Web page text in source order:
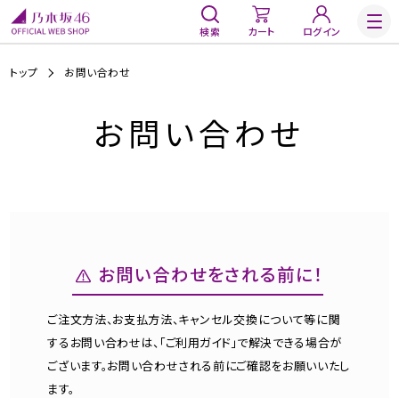
検索 カート ログイン
トップ お問い合わせ
お問い合わせ
お問い合わせをされる前に！
ご注文方法、お支払方法、キャンセル交換について等に関
するお問い合わせは、「ご利用ガイド」で解決できる場合が
ございます。お問い合わせされる前にご確認をお願いいたし
ます。